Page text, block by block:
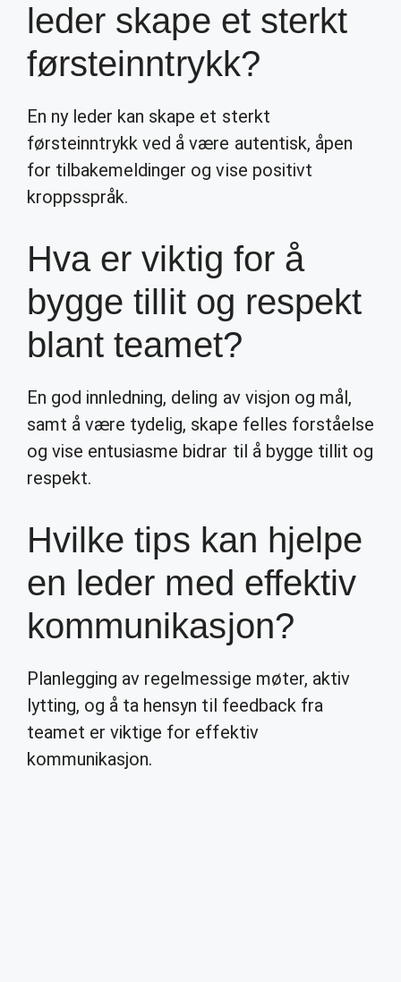
leder skape et sterkt
førsteinntrykk?
En ny leder kan skape et sterkt
førsteinntrykk ved å være autentisk, åpen
for tilbakemeldinger og vise positivt
kroppsspråk.
Hva er viktig for å
bygge tillit og respekt
blant teamet?
En god innledning, deling av visjon og mål,
samt å være tydelig, skape felles forståelse
og vise entusiasme bidrar til å bygge tillit og
respekt.
Hvilke tips kan hjelpe
en leder med effektiv
kommunikasjon?
Planlegging av regelmessige møter, aktiv
lytting, og å ta hensyn til feedback fra
teamet er viktige for effektiv
kommunikasjon.